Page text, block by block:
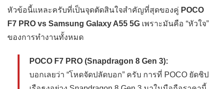
หัวข้อนี้แหละครับที่เป็นจุดตัดสินใจสำคัญที่สุดของคู่ POCO
F7 PRO vs Samsung Galaxy A55 5G เพราะมันคือ “หัวใจ”
ของการทำงานทั้งหมด
POCO F7 PRO (Snapdragon 8 Gen 3):
บอกเลยว่า “โหดจัดปลัดบอก” ครับ การที่ POCO ยัดชิป